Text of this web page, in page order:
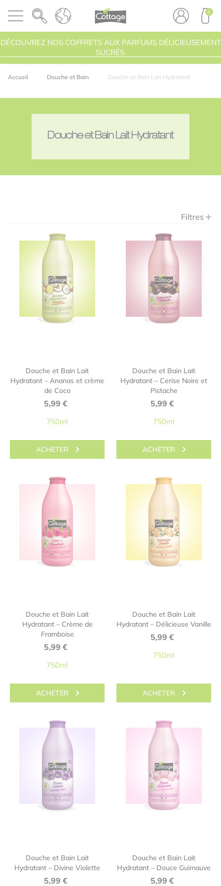
Ouvrir le menu COTTAGE 0
DÉCOUVREZ NOS COFFRETS AUX PARFUMS DÉLICIEUSEMENT
SUCRÉS.
Accueil Douche et Bain Douche et Bain Lait Hydratant
Douche et Bain Lait Hydratant
Filtres
Douche et Bain Lait
Hydratant – Ananas et crème
de Coco
5,99 €
750ml
ACHETER
Douche et Bain Lait
Hydratant – Cerise Noire et
Pistache
5,99 €
750ml
ACHETER
Douche et Bain Lait
Hydratant – Crème de
Framboise
5,99 €
750ml
ACHETER
Douche et Bain Lait
Hydratant – Délicieuse Vanille
5,99 €
750ml
ACHETER
Douche et Bain Lait
Hydratant – Divine Violette
5,99 €
Douche et Bain Lait
Hydratant – Douce Guimauve
5,99 €